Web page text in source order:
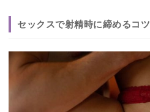
セックスで射精時に締めるコツ